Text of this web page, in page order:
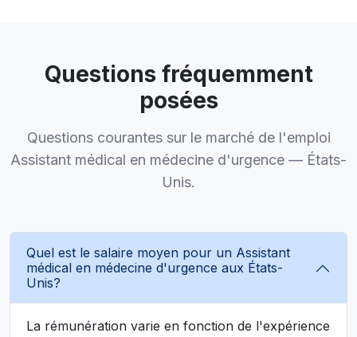
Questions fréquemment
posées
Questions courantes sur le marché de l'emploi
Assistant médical en médecine d'urgence — États-
Unis.
Quel est le salaire moyen pour un Assistant
médical en médecine d'urgence aux États-
Unis?
La rémunération varie en fonction de l'expérience